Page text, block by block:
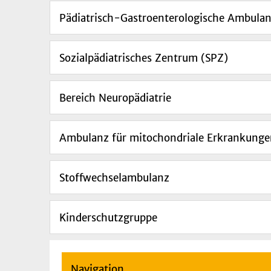
Pädiatrisch-Gastroenterologische
Sozialpädiatrisches Zentrum (SPZ)
Bereich Neuropädiatrie
Ambulanz für mitochondriale
Stoffwechselambulanz
Kinderschutzgruppe